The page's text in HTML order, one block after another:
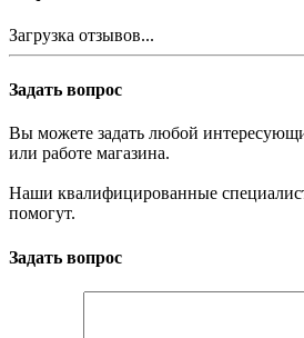
Загрузка отзывов...
Задать вопрос
Вы можете задать любой
или работе магазина.
Наши квалифицированные
помогут.
Задать вопрос